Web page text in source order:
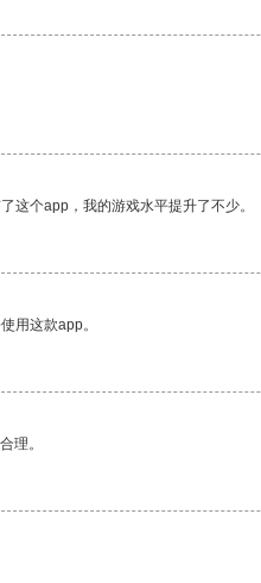
这个app，我的游戏水平提升了不少。
用这款app。
理。